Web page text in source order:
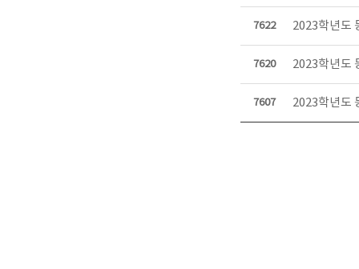
7622 2023학년도
7620 2023학년도
7607 2023학년도